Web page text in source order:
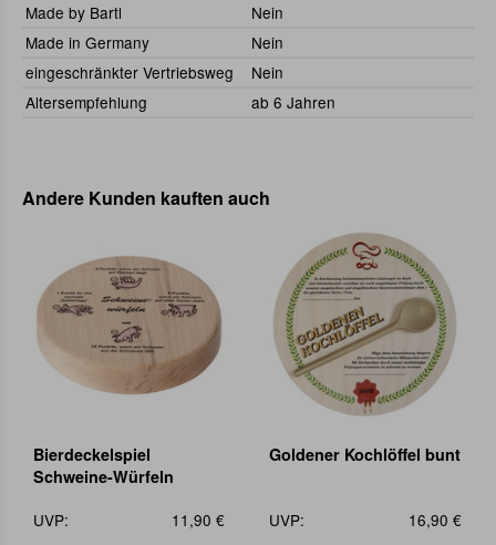
Made by Bartl
Nein
Made in Germany
Nein
eingeschränkter Vertriebsweg
Nein
Altersempfehlung
ab 6 Jahren
Andere Kunden kauften auch
Bierdeckelspiel
Schweine-Würfeln
UVP:
11,90 €
Goldener Kochlöffel bunt
UVP: 16,90 €